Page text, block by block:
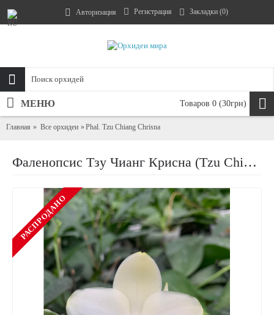
Авторизация Регистрация Закладки (0)
Товаров 0 (30грн)
МЕНЮ
Главная Все орхидеи Phal. Tzu Chiang Chrisna
Фаленопсис Тзу Чианг Крисна (Tzu Chiang Chrisna)
РАСПРОДАНО